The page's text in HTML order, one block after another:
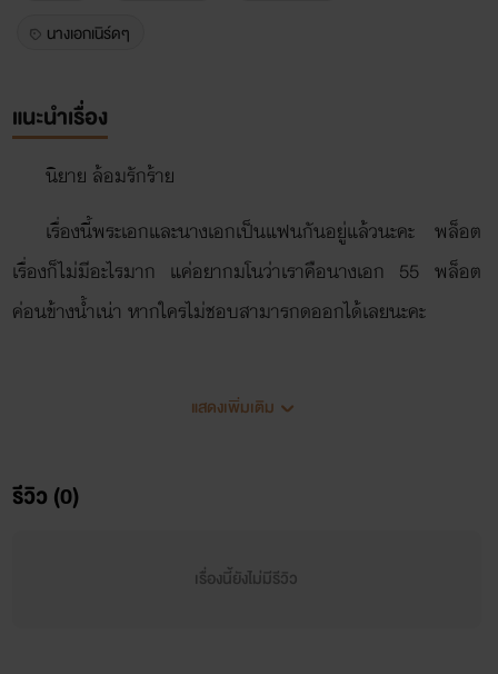
นางเอกเนิร์ดๆ
แนะนำเรื่อง
นิยาย ล้อมรักร้าย
เรื่องนี้พระเอกและนางเอกเป็นแฟนกันอยู่แล้วนะคะ พล็อต
เรื่องก็ไม่มีอะไรมาก แค่อยากมโนว่าเราคือนางเอก 55 พล็อต
ค่อนข้างน้ำเน่า หากใครไม่ชอบสามารกดออกได้เลยนะคะ
ยังไงจีนขอฝากนิยายเรื่อง ล้อมรักร้ายไว้ในอ้อมออกอ้อมใจ
แสดงเพิ่มเติม
รีวิว (0)
เรื่องนี้ยังไม่มีรีวิว